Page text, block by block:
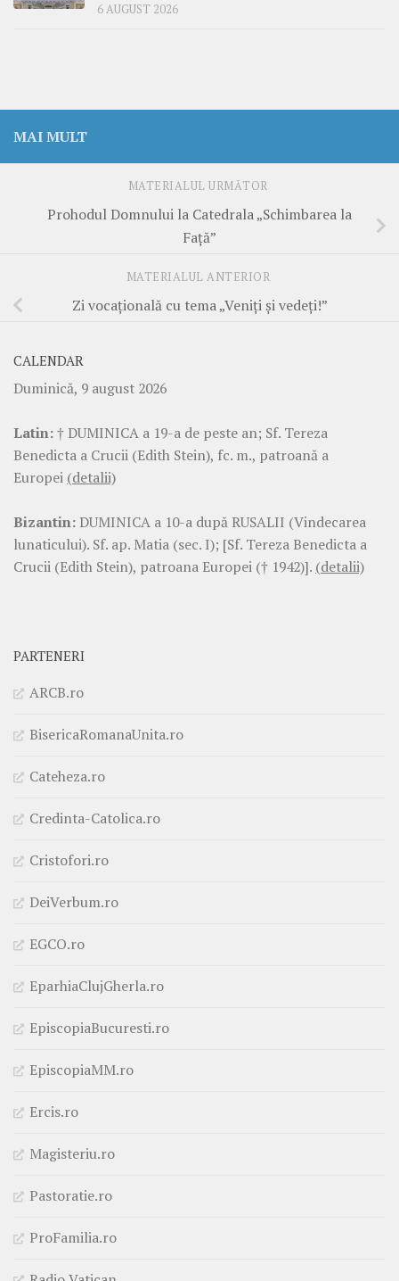
6 AUGUST 2026
MAI MULT
MATERIALUL URMĂTOR
Prohodul Domnului la Catedrala „Schimbarea la
Față”
MATERIALUL ANTERIOR
Zi vocațională cu tema „Veniți și vedeți!”
CALENDAR
Duminică, 9 august 2026
Latin:† DUMINICA a 19-a de peste an; Sf. Tereza
Benedicta a Crucii (Edith Stein), fc. m., patroană a
Europei (detalii)
Bizantin: DUMINICA a 10-a după RUSALII (Vindecarea
lunaticului). Sf. ap. Matia (sec. I); [Sf. Tereza Benedicta a
Crucii (Edith Stein), patroana Europei († 1942)]. (detalii)
PARTENERI
ARCB.ro
BisericaRomanaUnita.ro
Cateheza.ro
Credinta-Catolica.ro
Cristofori.ro
DeiVerbum.ro
EGCO.ro
EparhiaClujGherla.ro
EpiscopiaBucuresti.ro
EpiscopiaMM.ro
Ercis.ro
Magisteriu.ro
Pastoratie.ro
ProFamilia.ro